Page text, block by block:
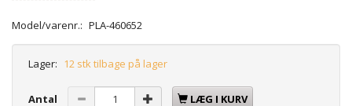
Model/varenr.: PLA-460652
Lager: 12 stk tilbage på lager
Antal LÆG I KURV